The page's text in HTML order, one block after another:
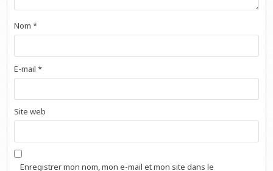
Nom*
E-mail*
Site web
Enregistrer mon nom, mon e-mail et mon site dans le